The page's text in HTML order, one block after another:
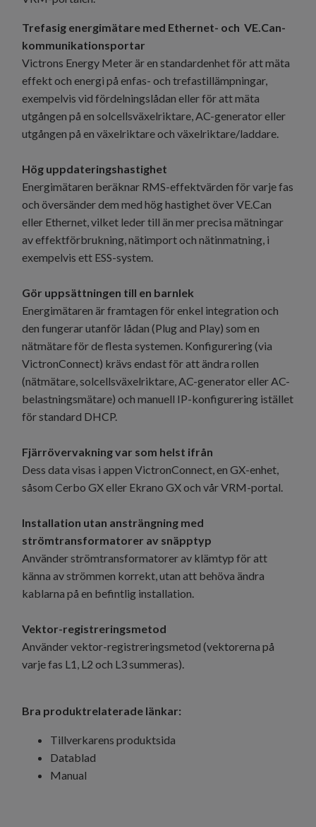
Trefasig energimätare med Ethernet- och VE.Can-
kommunikationsportar
Victrons Energy Meter är en standardenhet för att mäta
effekt och energi på enfas- och trefastillämpningar,
exempelvis vid fördelningslådan eller för att mäta
utgången på en solcellsväxelriktare, AC-generator eller
utgången på en växelriktare och växelriktare/laddare.
Hög uppdateringshastighet
Energimätaren beräknar RMS-effektvärden för varje fas
och översänder dem med hög hastighet över VE.Can
eller Ethernet, vilket leder till än mer precisa mätningar
av effektförbrukning, nätimport och nätinmatning, i
exempelvis ett ESS-system.
Gör uppsättningen till en barnlek
Energimätaren är framtagen för enkel integration och
den fungerar utanför lådan (Plug and Play) som en
nätmätare för de flesta systemen. Konfigurering (via
VictronConnect) krävs endast för att ändra rollen
(nätmätare, solcellsväxelriktare, AC-generator eller AC-
belastningsmätare) och manuell IP-konfigurering istället
för standard DHCP.
Fjärrövervakning var som helst ifrån
Dess data visas i appen VictronConnect, en GX-enhet,
såsom Cerbo GX eller Ekrano GX och vår VRM-portal.
Installation utan ansträngning med
strömtransformatorer av snäpptyp
Använder strömtransformatorer av klämtyp för att
känna av strömmen korrekt, utan att behöva ändra
kablarna på en befintlig installation.
Vektor-registreringsmetod
Använder vektor-registreringsmetod (vektorerna på
varje fas L1, L2 och L3 summeras).
Bra produktrelaterade länkar:
Tillverkarens produktsida
Datablad
Manual